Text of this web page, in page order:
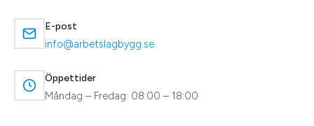
E-post
info@arbetslagbygg.se
Öppettider
Måndag – Fredag: 08:00 – 18:00